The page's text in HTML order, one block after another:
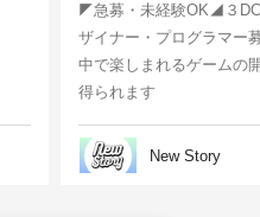
◤急募・未経験OK◢３
ザイナー・プログラマー
中で楽しまれるゲームの
得られます
New Story